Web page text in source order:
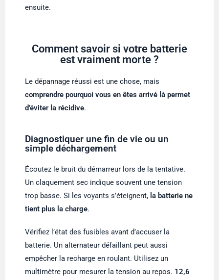
ensuite.
Comment savoir si votre batterie
est vraiment morte ?
Le dépannage réussi est une chose, mais
comprendre pourquoi vous en êtes arrivé là permet
d’éviter la récidive.
Diagnostiquer une fin de vie ou un
simple déchargement
Écoutez le bruit du démarreur lors de la tentative.
Un claquement sec indique souvent une tension
trop basse. Si les voyants s’éteignent, la batterie ne
tient plus la charge.
Vérifiez l’état des fusibles avant d’accuser la
batterie. Un alternateur défaillant peut aussi
empêcher la recharge en roulant. Utilisez un
multimètre pour mesurer la tension au repos. 12,6